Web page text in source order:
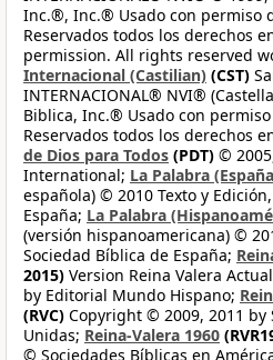
Inc.®, Inc.® Usado con permiso
Reservados todos los derechos
permission. All rights reserved
Internacional (Castilian) (CST)
INTERNACIONAL® NVI®
Biblica, Inc.® Usado con
Reservados todos los derechos
de Dios para Todos (PDT) ©
International; La Palabra
española) © 2010 Texto y
España; La Palabra
(versión hispanoamericana) ©
Sociedad Bíblica de España;
2015) Version Reina Valera
by Editorial Mundo Hispano;
(RVC) Copyright © 2009, 2011 by
Unidas; Reina-Valera 1960
© Sociedades Bíblicas en